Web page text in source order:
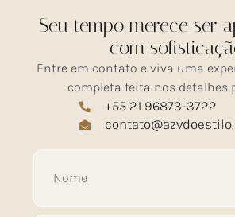
Seu tempo merece ser
com
Entre em contato e viva uma
completa feita nos detalhes
+55 21 96873-3722